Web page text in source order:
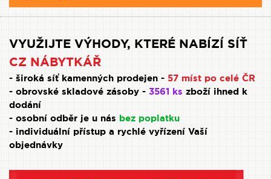
VYUŽIJTE VÝHODY, KTERÉ NABÍZÍ SÍŤ
CZ NÁBYTKÁŘ
- široká síť kamenných prodejen - 57 míst po celé ČR
- obrovské skladové zásoby - 3561 ks zboží ihned k
dodání
- osobní odběr je u nás bez poplatku
- individuální přístup a rychlé vyřízení Vaší
objednávky